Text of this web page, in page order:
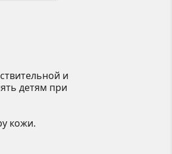
и
детям при
кожи.